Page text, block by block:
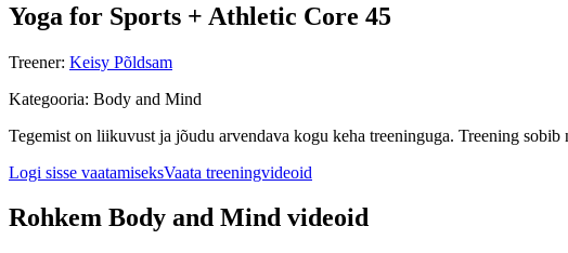
Yoga for Sports + Athletic Core 45
Treener: Keisy Põldsam
Kategooria: Body and Mind
Tegemist on liikuvust ja jõudu arvendava kogu keha treeninguga. Treening
Logi sisse vaatamiseksVaata treeningvideoid
Rohkem Body and Mind videoid